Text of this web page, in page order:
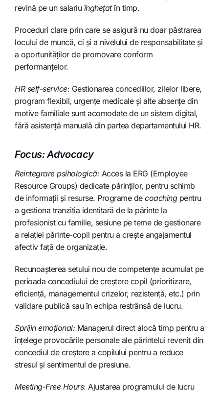
revină pe un salariu înghețatîn timp.
Proceduri clare prin care se asigură nu doar păstrarea
locului de muncă, ci și a nivelului de responsabilitate și
a oportunităților de promovare conform
performanțelor.
HR self-service: Gestionarea concediilor, zilelor libere,
program flexibil, urgențe medicale și alte absențe din
motive familiale sunt acomodate de un sistem digital,
fără asistență manuală din partea departamentului HR.
Focus: Advocacy
Reintegrare psihologică: Acces la ERG (Employee
Resource Groups) dedicate părinților, pentru schimb
de informații și resurse. Programe de coachingpentru
a gestiona tranziția identitară de la părinte la
profesionist cu familie, sesiune pe teme de gestionare
a relației părinte-copil pentru a crește angajamentul
afectiv față de organizație.
Recunoașterea setului nou de competențe acumulat pe
perioada concediului de creștere copil (prioritizare,
eficiență, managementul crizelor, rezistență, etc.) prin
validare publică sau în echipa restrânsă de lucru.
Sprijin emoțional: Managerul direct alocă timp pentru a
înțelege provocările personale ale părintelui revenit din
concediul de creștere a copilului pentru a reduce
stresul și sentimentul de presiune.
Meeting-Free Hours: Ajustarea programului de lucru